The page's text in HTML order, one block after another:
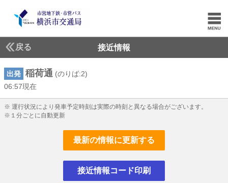
戻る 接近情報
出発 稲荷通 (のりば:2)
06:57現在
※ 運行状況により発車予定時刻は実際の時刻と異なる場合がございます。
※１分ごとに自動更新
最新の情報に更新する
接近情報コード印刷